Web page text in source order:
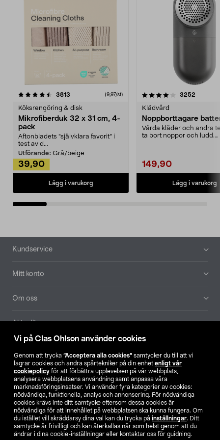
Vi på Clas Ohlson använder cookies
Genom att trycka ”Acceptera alla cookies” samtycker du till att vi
lagrar cookies och andra spårtekniker på din enhet enligt vår
cookiepolicy för att förbättra upplevelsen på vår webbplats,
analysera webbplatsens användning samt anpassa våra
marknadsföringsinsatser. Vi använder fyra kategorier av cookies:
nödvändiga, funktionella, analys och annonsering. För nödvändiga
cookies krävs inte ditt samtycke eftersom dessa cookies är
nödvändiga för att innehållet på webbplatsen ska kunna fungera. Om
du istället vill skräddarsy dina val kan du trycka på inställningar. Ditt
samtycke är frivilligt och kan återkallas när som helst genom att du
ändrar i dina cookie-inställningar eller kontaktar oss för guidning.
3813 (9,97/st)
Köksrengöring & disk
Mikrofiberduk 32 x 31 cm, 4-
pack
Aftonbladets "självklara favorit” i
test av d...
Utförande: Grå/beige
39,90
Lägg i varukorg
4.0av 5 stjärnor 3252
Klädvård
Noppborttagare
Vårda kläder och andra
ta bort noppor och ludd.
149,90
Lägg i varukorg
4.5av 5 stjärnor
Sidfot
Kundservice
Mitt konto
Om oss
Aktuellt
Hitta butik
SE NO FI